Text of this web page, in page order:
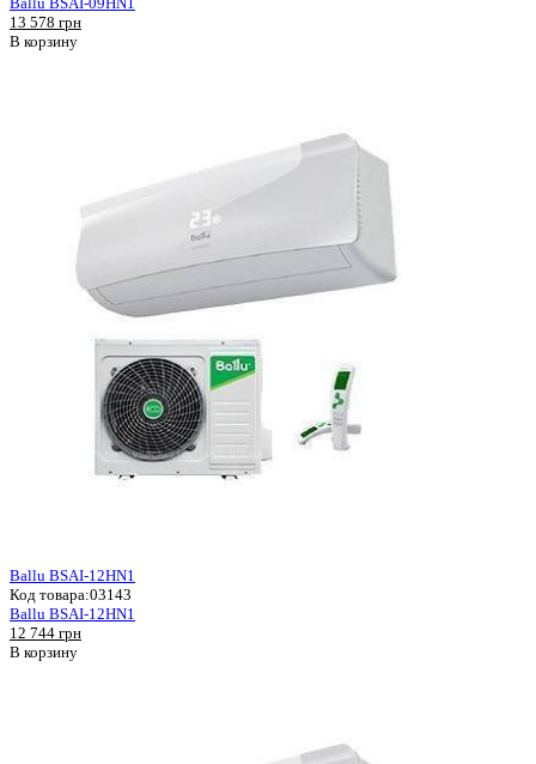
13 578 грн
В корзину
Ballu BSAI-12HN1
Код товара:03143
Ballu BSAI-12HN1
12 744 грн
В корзину